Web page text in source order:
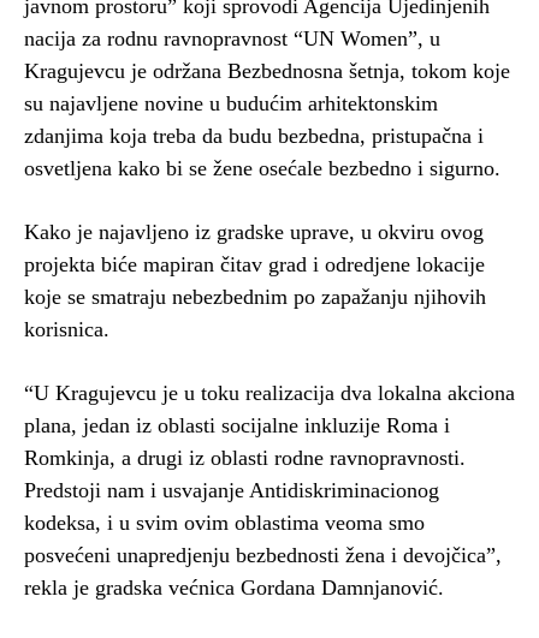
javnom prostoru” koji sprovodi Agencija Ujedinjenih
nacija za rodnu ravnopravnost “UN Women”, u
Kragujevcu je održana Bezbednosna šetnja, tokom koje
su najavljene novine u budućim arhitektonskim
zdanjima koja treba da budu bezbedna, pristupačna i
osvetljena kako bi se žene osećale bezbedno i sigurno.
Kako je najavljeno iz gradske uprave, u okviru ovog
projekta biće mapiran čitav grad i odredjene lokacije
koje se smatraju nebezbednim po zapažanju njihovih
korisnica.
“U Kragujevcu je u toku realizacija dva lokalna akciona
plana, jedan iz oblasti socijalne inkluzije Roma i
Romkinja, a drugi iz oblasti rodne ravnopravnosti.
Predstoji nam i usvajanje Antidiskriminacionog
kodeksa, i u svim ovim oblastima veoma smo
posvećeni unapredjenju bezbednosti žena i devojčica”,
rekla je gradska većnica Gordana Damnjanović.